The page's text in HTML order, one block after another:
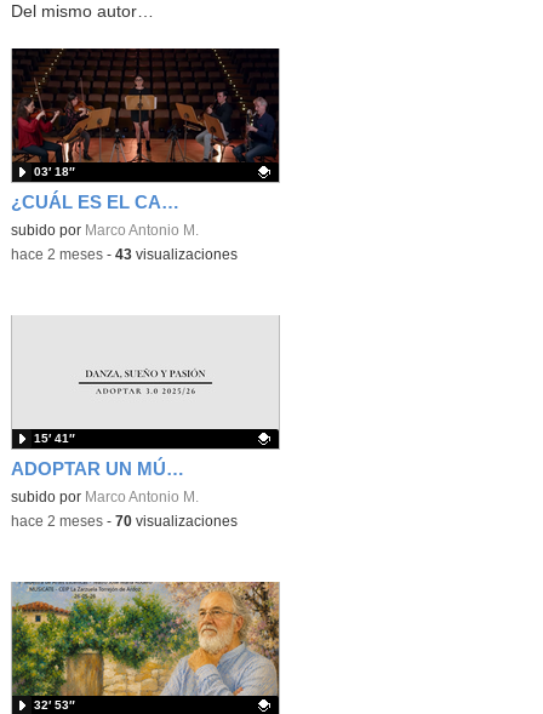
Del mismo autor…
¿CUÁL ES EL CAMINO? - ADOPTAR 3.0
Contenido educativo.
subido por Marco Antonio M.
03′ 18″
-hace 2 meses- 43visualizaciones
ADOPTAR UN MÚSICO 3.0 & MUSICATE - DANZA SUEÑO Y PASIÓN
Contenido educativo.
subido por Marco Antonio M.
15′ 41″
-hace 2 meses- 70visualizaciones
32′ 53″